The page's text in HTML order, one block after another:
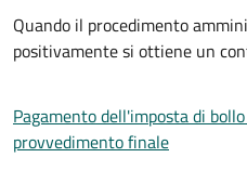
Quando il procedimento
positivamente si ottiene un
Pagamento dell'imposta di
provvedimento finale